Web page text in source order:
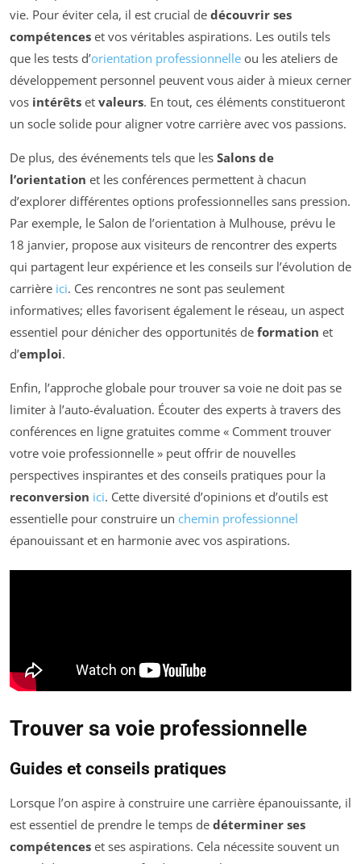
vie. Pour éviter cela, il est crucial de découvrir ses
compétences et vos véritables aspirations. Les outils tels
que les tests d’orientation professionnelle ou les ateliers de
développement personnel peuvent vous aider à mieux cerner
vos intérêts et valeurs. En tout, ces éléments constitueront
un socle solide pour aligner votre carrière avec vos passions.
De plus, des événements tels que les Salons de
l’orientation et les conférences permettent à chacun
d’explorer différentes options professionnelles sans pression.
Par exemple, le Salon de l’orientation à Mulhouse, prévu le
18 janvier, propose aux visiteurs de rencontrer des experts
qui partagent leur expérience et les conseils sur l’évolution de
carrière ici. Ces rencontres ne sont pas seulement
informatives; elles favorisent également le réseau, un aspect
essentiel pour dénicher des opportunités de formation et
d’emploi.
Enfin, l’approche globale pour trouver sa voie ne doit pas se
limiter à l’auto-évaluation. Écouter des experts à travers des
conférences en ligne gratuites comme « Comment trouver
votre voie professionnelle » peut offrir de nouvelles
perspectives inspirantes et des conseils pratiques pour la
reconversion ici. Cette diversité d’opinions et d’outils est
essentielle pour construire un chemin professionnel
épanouissant et en harmonie avec vos aspirations.
Trouver sa voie professionnelle
Guides et conseils pratiques
Lorsque l’on aspire à construire une carrière épanouissante, il
est essentiel de prendre le temps de déterminer ses
compétences et ses aspirations. Cela nécessite souvent un